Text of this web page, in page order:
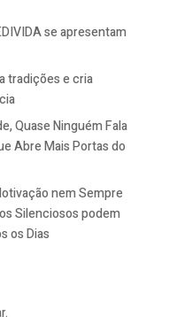
se apresentam
tradições e cria
Quase Ninguém Fala
Abre Mais Portas do
nem Sempre
Silenciosos podem
os Dias